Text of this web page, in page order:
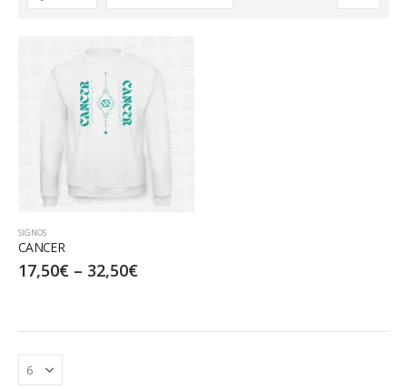
SIGNOS
CANCER
17,50€ – 32,50€